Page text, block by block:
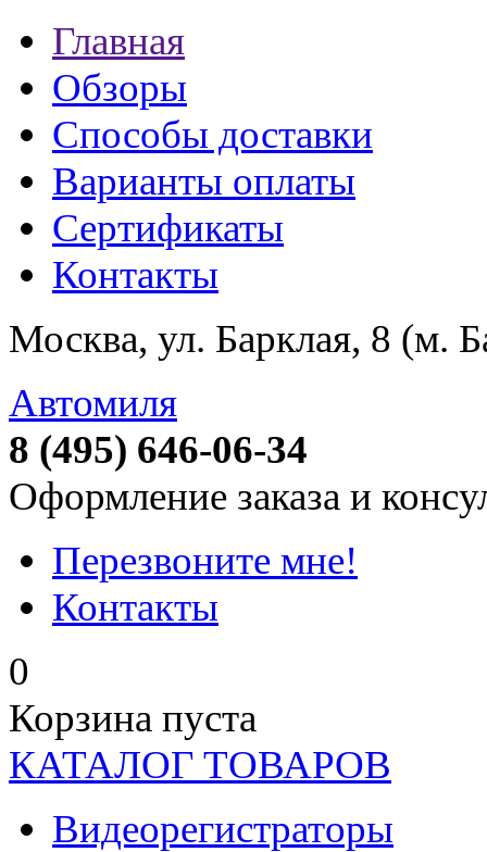
Главная
Обзоры
Способы доставки
Варианты оплаты
Сертификаты
Контакты
Москва, ул. Барклая, 8 (м.
Автомиля
8 (495) 646-06-34
Оформление заказа и
Перезвоните мне!
Контакты
0
Корзина пуста
КАТАЛОГ ТОВАРОВ
Видеорегистраторы